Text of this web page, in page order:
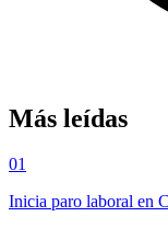
Más leídas
01
Inicia paro laboral en